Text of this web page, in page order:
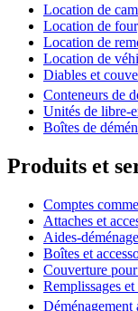
Location de
Location de
Location de
Location de
Diables et
Conteneurs de
Unités de libre-
Boîtes de
Produits et
Comptes
Attaches et
Aides-
Boîtes et
Couverture
Remplissages
Déménagement